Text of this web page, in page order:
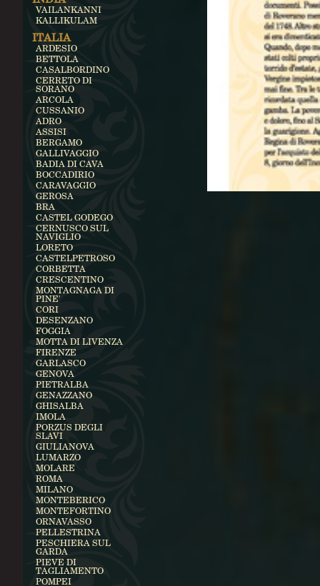
VAILANKANNI
KALLIKULAM
ITALIA
ARDESIO
BETTOLA
CASALBORDINO
CERRETO DI
SORANO
ARCOLA
CUSSANIO
ADRO
ASSISI
BERGAMO
GALLIVAGGIO
BADIA DI CAVA
BOCCADIRIO
CARAVAGGIO
GEROSA
BRA
CASTEL GODEGO
CERNUSCO SUL
NAVIGLIO
LORETO
CASTELPETROSO
CORBETTA
CRESCENTINO
MONTAGNAGA DI
PINE'
CORI
DESENZANO
FOGGIA
MOTTA DI LIVENZA
FIRENZE
GARLASCO
GENOVA
PIETRALBA
GENAZZANO
GHISALBA
IMOLA
PORZUS DEGLI
SLAVI
GIULIANOVA
LUMARZO
MOLARE
ROMA
MILANO
MONTEBERICO
MONTEFORTINO
ORNAVASSO
PELLESTRINA
PESCHIERA SUL
GARDA
PIEVE DI
TAGLIAMENTO
POMPEI